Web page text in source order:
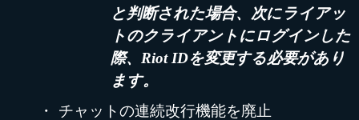
と判断された場合、次にライアッ
トのクライアントにログインした
際、Riot IDを変更する必要があり
ます。
チャットの連続改行機能を廃止